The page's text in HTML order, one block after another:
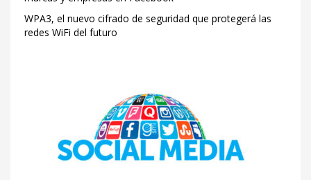
WPA3, el nuevo cifrado de seguridad que protegerá las
redes WiFi del futuro